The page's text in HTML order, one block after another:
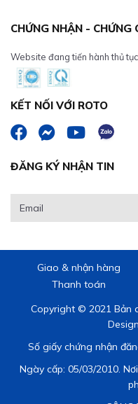
CHỨNG NHẬN - CHỨNG
Website đang tiến hành thủ
KẾT NỐI VỚI ROTO
ĐĂNG KÝ NHẬN TIN
Giao & nhận hàng
Thanh toán
Copyright © 2021 Bản
Số giấy chứng nhận
Ngày cấp: 05/03/2010.